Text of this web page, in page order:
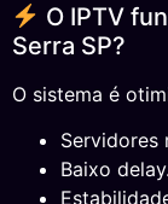
O IPTV
Serra SP?
O sistema é
Servidores
Baixo delay.